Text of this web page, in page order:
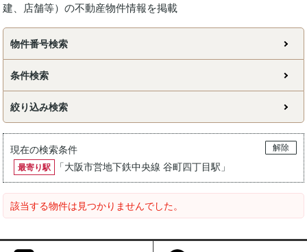
建、店舗等）の不動産物件情報を掲載
物件番号検索
条件検索
絞り込み検索
現在の検索条件
解除
最寄り駅
「大阪市営地下鉄中央線 谷町四丁目駅 」
該当する物件は見つかりませんでした。